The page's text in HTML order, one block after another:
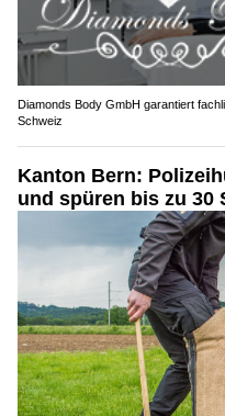
Diamonds Body GmbH garantiert
Schweiz
Kanton Bern:
und spüren bis zu 30